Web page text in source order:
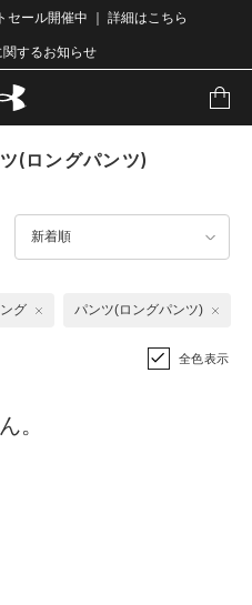
セール開催中 ｜ 詳細はこちら
するお知らせ
(ロングパンツ)
新着順
グ パンツ(ロングパンツ)
全色表示
。